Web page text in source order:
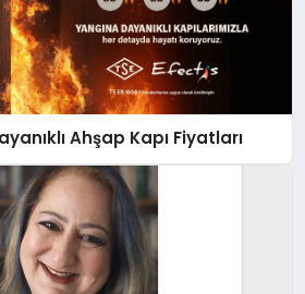
Ahşap Kapı Fiyatları